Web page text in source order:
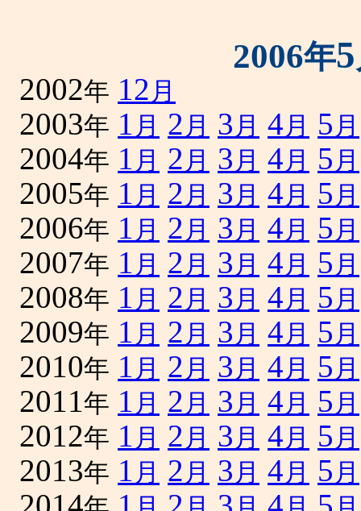
2006年5
2002年 12 月
2003年 1 月 2 月 3 月 4月 5 月
2004年 1 月 2 月 3 月 4月 5 月
2005年 1 月 2 月 3 月 4月 5 月
2006年 1 月 2 月 3 月 4月 5 月
2007年 1 月 2 月 3 月 4月 5 月
2008年 1 月 2 月 3 月 4月 5 月
2009年 1 月 2 月 3 月 4月 5 月
2010年 1 月 2 月 3 月 4月 5 月
2011年 1 月 2 月 3 月 4月 5 月
2012年 1 月 2 月 3 月 4月 5 月
2013年 1 月 2 月 3 月 4月 5 月